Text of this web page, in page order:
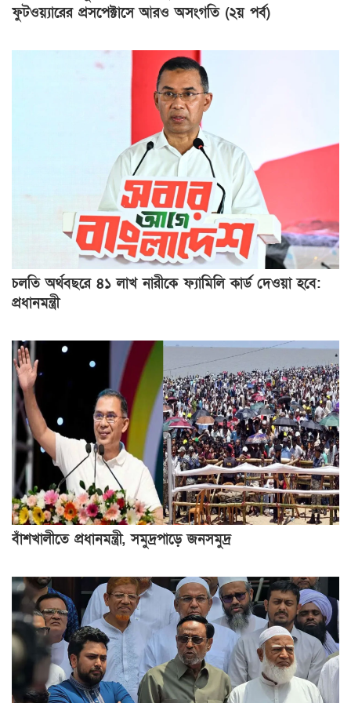
ফুটওয়্যারের প্রসপেক্টাসে আরও অসংগতি (২য় পর্ব)
চলতি অর্থবছরে ৪১ লাখ নারীকে ফ্যামিলি কার্ড দেওয়া হবে:
প্রধানমন্ত্রী
বাঁশখালীতে প্রধানমন্ত্রী, সমুদ্রপাড়ে জনসমুদ্র